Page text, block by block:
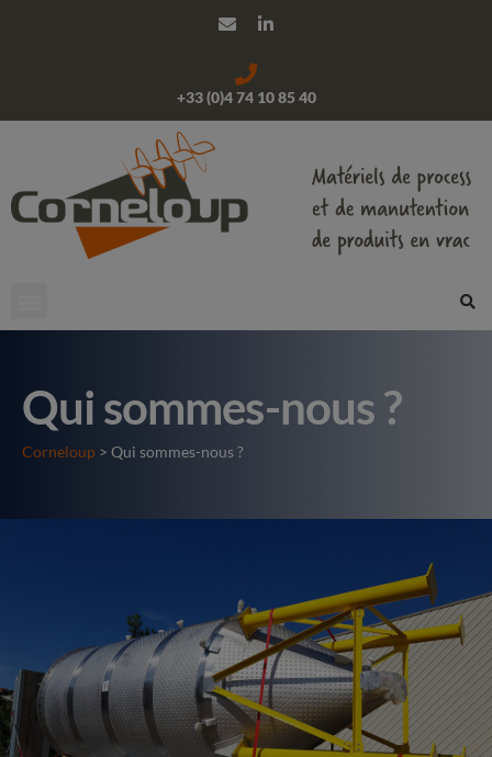
+33 (0)4 74 10 85 40
Qui sommes-nous ?
Corneloup > Qui sommes-nous ?